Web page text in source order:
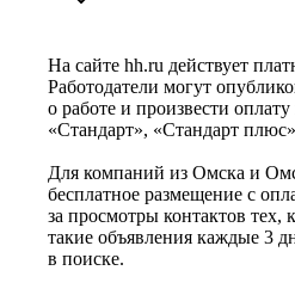
На сайте hh.ru действует
Работодатели могут
о работе и произвести
«Стандарт», «Стандарт
Для компаний из Омска и
бесплатное размещение с
за просмотры контактов тех,
такие объявления каждые 3
в поиске.